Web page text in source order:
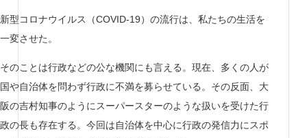
新型コロナウイルス（COVID-19）の流行は、私たちの生活を
一変させた。
そのことは行政などの公な機関にも言える。現在、多くの人が
国や自治体を問わず行政に不満を募らせている。その反面、大
阪の吉村知事のようにスーパースターのような扱いを受けた行
政の長も存在する。今回は自治体を中心に行政の発信力にスポ